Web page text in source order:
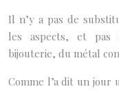
Il n’y a pas de
les aspects, et pas
bijouterie, du métal
Comme l’a dit un jour